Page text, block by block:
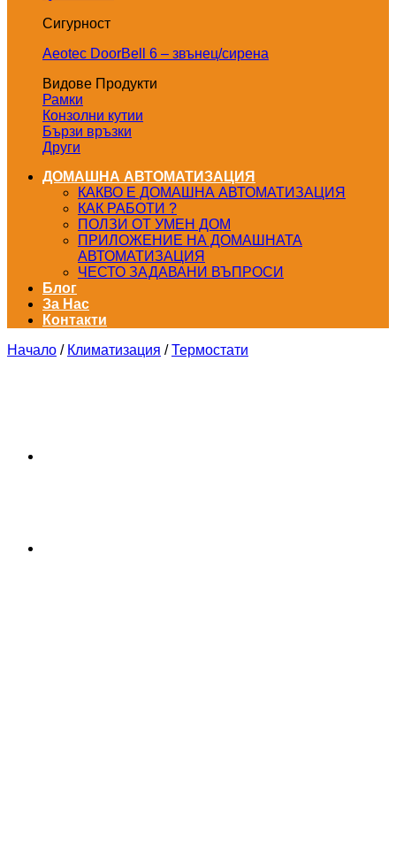
Сигурност
Aeotec DoorBell 6 – звънец/сирена
Видове Продукти
Рамки
Конзолни кутии
Бързи връзки
Други
ДОМАШНА АВТОМАТИЗАЦИЯ
КАКВО Е ДОМАШНА АВТОМАТИЗАЦИЯ
КАК РАБОТИ ?
ПОЛЗИ ОТ УМЕН ДОМ
ПРИЛОЖЕНИЕ НА ДОМАШНАТА
АВТОМАТИЗАЦИЯ
ЧЕСТО ЗАДАВАНИ ВЪПРОСИ
Блог
За Нас
Контакти
Начало / Климатизация / Термостати